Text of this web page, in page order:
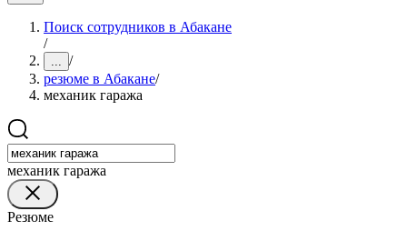
Поиск сотрудников в Абакане
/
... /
резюме в Абакане/
механик гаража
механик гаража
Резюме